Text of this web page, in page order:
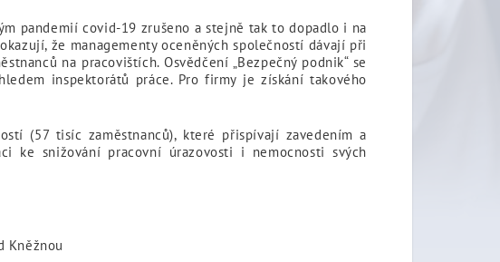
pandemií covid-19 zrušeno a stejně tak to dopadlo i na
že managementy oceněných společností dávají při
na pracovištích. Osvědčení „Bezpečný podnik“ se
inspektorátů práce. Pro firmy je získání takového
(57 tisíc zaměstnanců), které přispívají zavedením a
ke snižování pracovní úrazovosti i nemocnosti svých
Kněžnou